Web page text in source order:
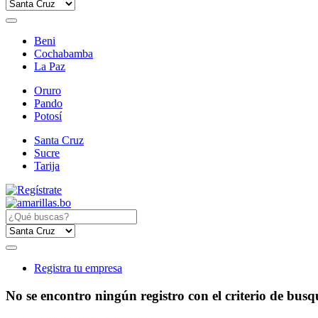
Beni
Cochabamba
La Paz
Oruro
Pando
Potosí
Santa Cruz
Sucre
Tarija
Registra tu empresa
No se encontro ningún registro con el criterio de